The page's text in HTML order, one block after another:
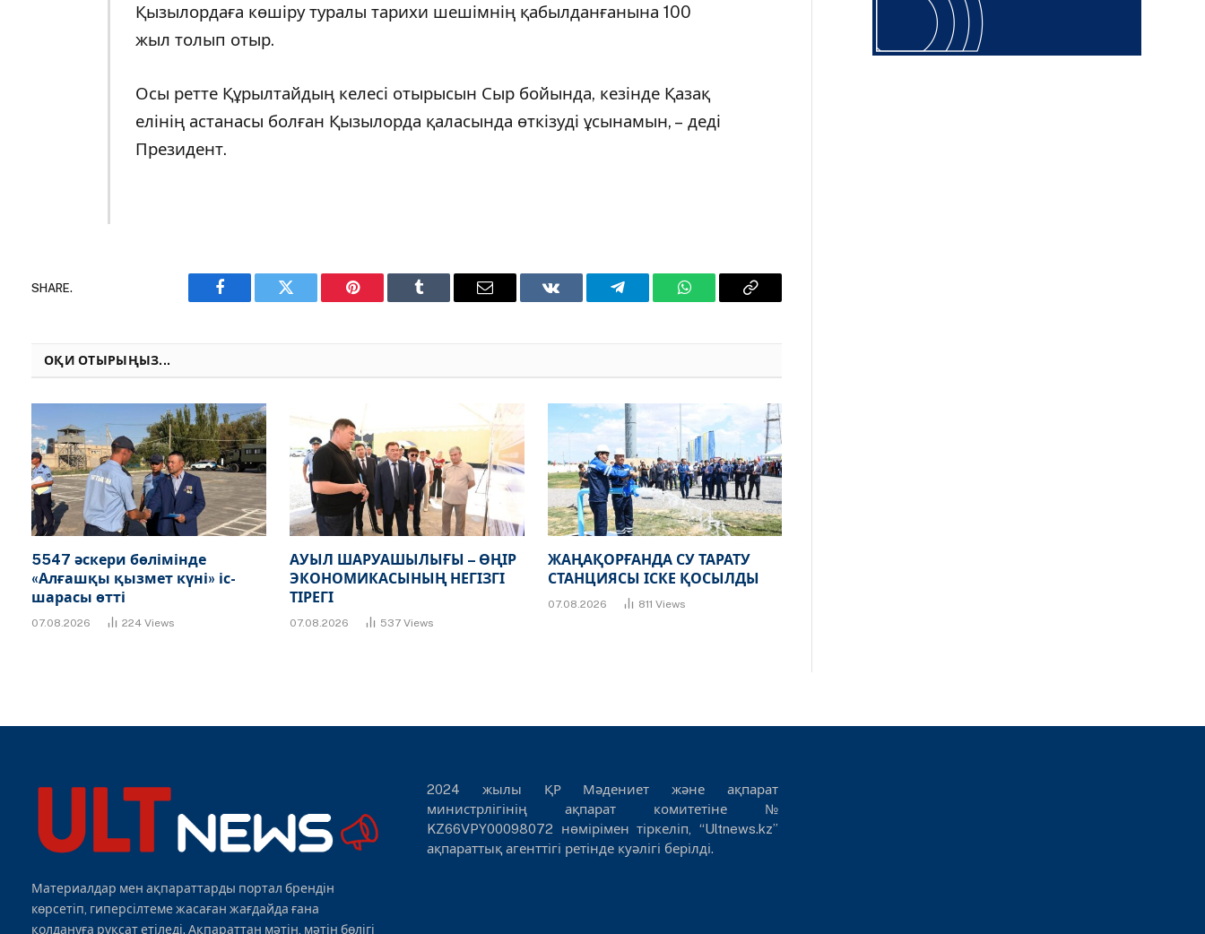
Қызылордаға көшіру туралы тарихи шешімнің қабылданғанына 100
жыл толып отыр.
Осы ретте Құрылтайдың келесі отырысын Сыр бойында, кезінде Қазақ
елінің астанасы болған Қызылорда қаласында өткізуді ұсынамын, – деді
Президент.
SHARE.
Facebook Twitter Pinterest Tumblr Email VKontakteTelegram WhatsAppCopy
ОҚИ ОТЫРЫҢЫЗ...
5547 әскери бөлімінде
«Алғашқы қызмет күні» іс-
шарасы өтті
07.08.2026 224 Views
АУЫЛ ШАРУАШЫЛЫҒЫ – ӨҢІР
ЭКОНОМИКАСЫНЫҢ НЕГІЗГІ
ТІРЕГІ
07.08.2026 537 Views
ЖАҢАҚОРҒАНДА СУ ТАРАТУ
СТАНЦИЯСЫ ІСКЕ ҚОСЫЛДЫ
07.08.2026 811 Views
Материалдар мен ақпараттарды портал брендін
көрсетіп, гиперсілтеме жасаған жағдайда ғана
қолдануға рұқсат етіледі. Ақпараттан мәтін, мәтін бөлігі
2024 жылы ҚР Мәдениет және ақпарат
министрлігінің ақпарат комитетіне №
KZ66VPY00098072 нөмірімен тіркеліп, “Ultnews.kz”
ақпараттық агенттігі ретінде куәлігі берілді.